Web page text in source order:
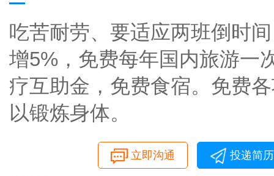
吃苦耐劳、要适应两班倒时
增5%，免费每年国内旅游一
疗互助金，免费食宿。免费
以锻炼身体。
立即沟通 投递简历